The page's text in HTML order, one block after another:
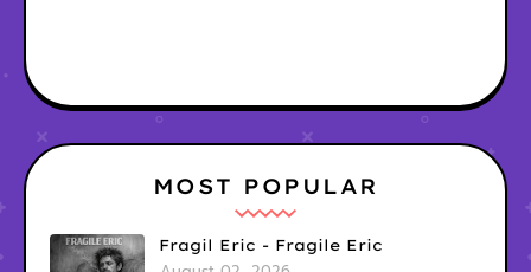
MOST POPULAR
Fragil Eric - Fragile Eric